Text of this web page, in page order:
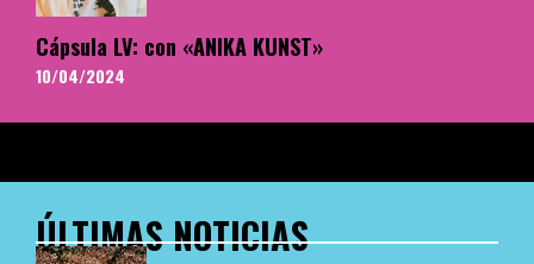
Cápsula LV: con «ANIKA KUNST»
10/04/2024
ÚLTIMAS NOTICIAS